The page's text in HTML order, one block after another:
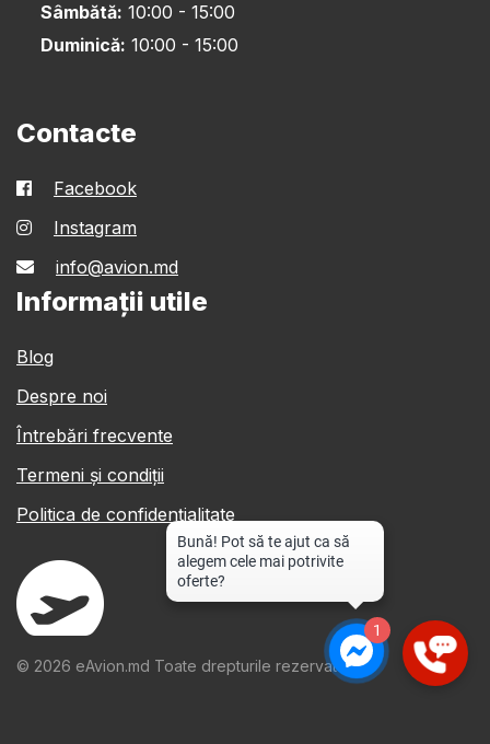
Sâmbătă: 10:00 - 15:00
Duminică: 10:00 - 15:00
Contacte
Facebook
Instagram
info@avion.md
Informații utile
Blog
Despre noi
Întrebări frecvente
Termeni și condiții
Politica de confidențialitate
© 2026 eAvion.md Toate drepturile rezervate.
1